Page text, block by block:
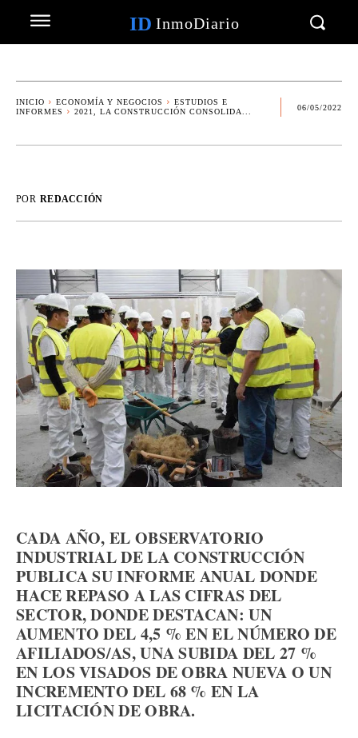
ID InmoDiario
INICIO ECONOMÍA Y NEGOCIOS
ESTUDIOS E
INFORMES
2021, LA CONSTRUCCIÓN CONSOLIDA...
06/05/2022
POR REDACCIÓN
CADA AÑO, EL OBSERVATORIO
INDUSTRIAL DE LA CONSTRUCCIÓN
PUBLICA SU INFORME ANUAL DONDE
HACE REPASO A LAS CIFRAS DEL
SECTOR, DONDE DESTACAN: UN
AUMENTO DEL 4,5 % EN EL NÚMERO DE
AFILIADOS/AS, UNA SUBIDA DEL 27 %
EN LOS VISADOS DE OBRA NUEVA O UN
INCREMENTO DEL 68 % EN LA
LICITACIÓN DE OBRA.